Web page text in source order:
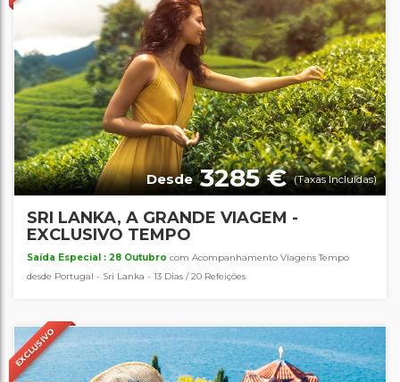
Desde3285 €(Taxas Incluídas)
SRI LANKA, A GRANDE VIAGEM -
EXCLUSIVO TEMPO
Saída Especial : 28 Outubro com Acompanhamento Viagens Tempo
desde Portugal - Sri Lanka - 13 Dias / 20 Refeições
EXCLUSIVO